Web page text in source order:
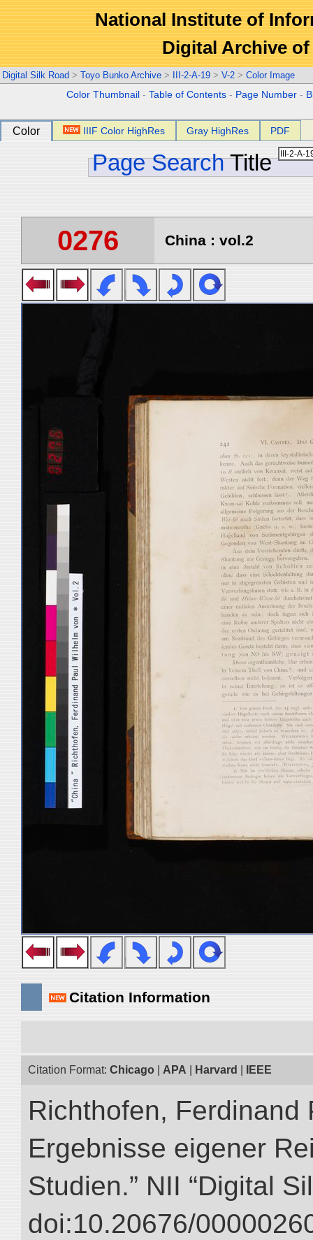
National Institute of
Digital Archive
Digital Silk Road > Toyo Bunko Archive > III-2-A-19 > V-2 > Color Image
Color Thumbnail -Table of Contents - Page Number -
Color IIIF Color HighRes Gray HighRes PDF
Page Search Title
0276 China : vol.2
Citation Information
Citation Format: Chicago APA Harvard IEEE
Richthofen, Ferdinand
Ergebnisse eigener
Studien.” NII “Digital
doi:10.20676/